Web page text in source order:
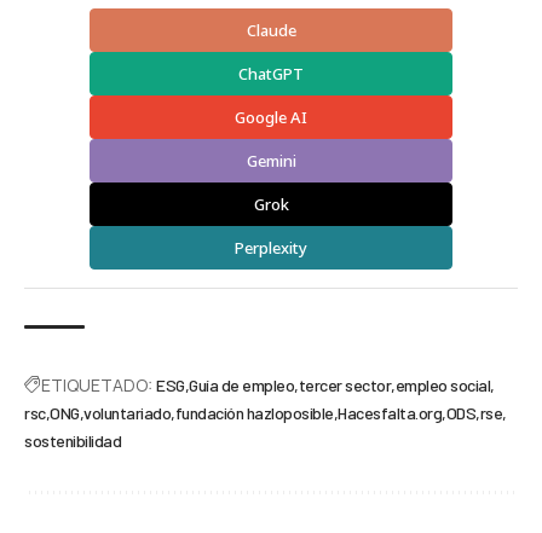
Claude
ChatGPT
Google AI
Gemini
Grok
Perplexity
ETIQUETADO: ESG Guía de empleo tercer sector empleo social
rsc ONG voluntariado fundación hazloposible Hacesfalta.org ODS rse
sostenibilidad